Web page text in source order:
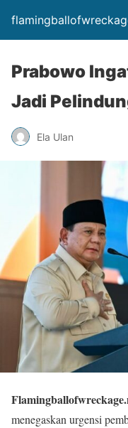
Prabowo
Jadi
Ela Ulan
menegaskan urgensi